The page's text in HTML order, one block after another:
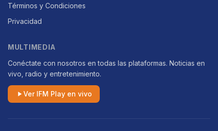
Términos y Condiciones
Privacidad
MULTIMEDIA
Conéctate con nosotros en todas las plataformas. Noticias en
vivo, radio y entretenimiento.
Ver IFM Play en vivo